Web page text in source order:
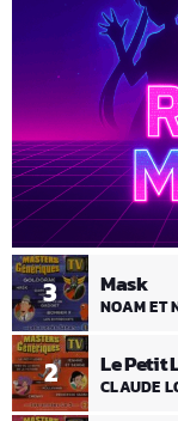
2 Le Petit
CLAUDE
3 Mask
NOAM ET